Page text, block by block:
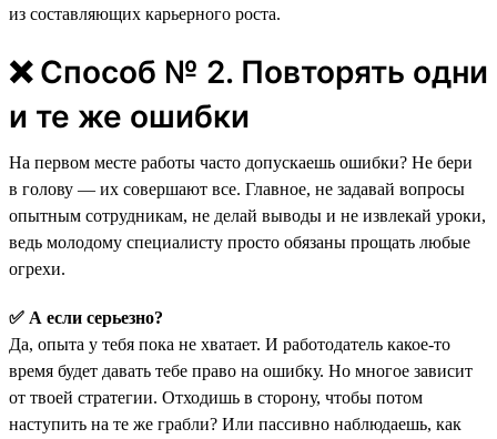
из составляющих карьерного роста.
❌ Способ № 2. Повторять одни
и те же ошибки
На первом месте работы часто допускаешь ошибки? Не бери
в голову — их совершают все. Главное, не задавай вопросы
опытным сотрудникам, не делай выводы и не извлекай уроки,
ведь молодому специалисту просто обязаны прощать любые
огрехи.
✅ А если серьезно?
Да, опыта у тебя пока не хватает. И работодатель какое-то
время будет давать тебе право на ошибку. Но многое зависит
от твоей стратегии. Отходишь в сторону, чтобы потом
наступить на те же грабли? Или пассивно наблюдаешь, как